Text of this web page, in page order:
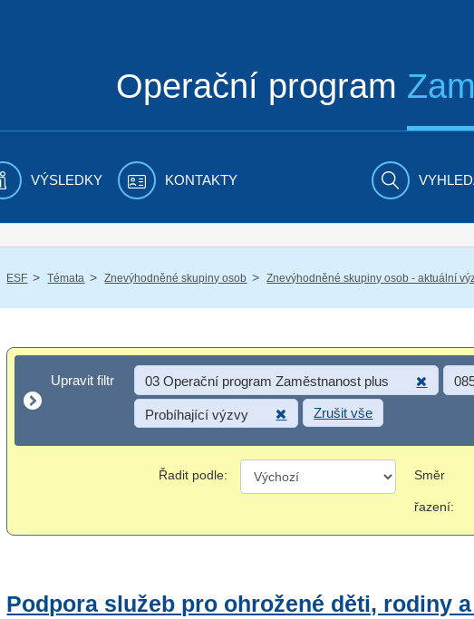
Operační program
VÝSLEDKY KONTAKTY
ESF / Témata / Znevýhodněné skupiny osob / Znevýhodněné skupiny osob - aktuální
Upravit filtr
Upravit filtr 03 Operační program Zaměstnanost plus
Probíhající výzvy Zrušit vše
Řadit podle: Směr
řazení:
Podpora služeb pro ohrožené děti, rodiny